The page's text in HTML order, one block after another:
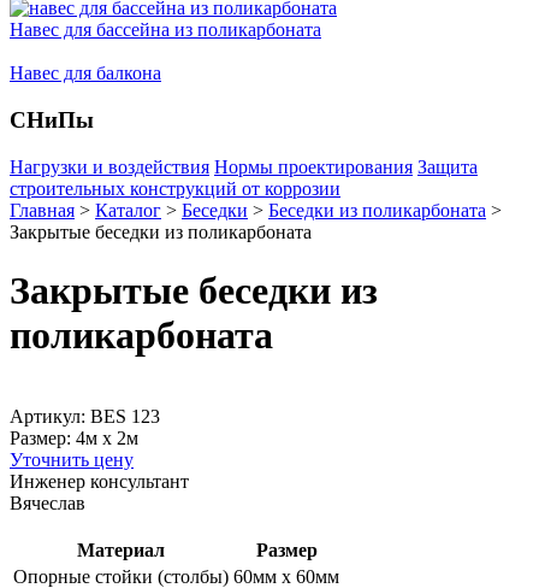
Навес для бассейна из поликарбоната
Навес для балкона
СНиПы
Нагрузки и воздействия Нормы проектирования Защита
строительных конструкций от коррозии
Главная > Каталог > Беседки > Беседки из поликарбоната >
Закрытые беседки из поликарбоната
Закрытые беседки из
поликарбоната
Артикул: BES 123
Размер: 4м х 2м
Уточнить цену
Инженер консультант
Вячеслав
Материал
Размер
Опорные стойки (столбы) 60мм х 60мм